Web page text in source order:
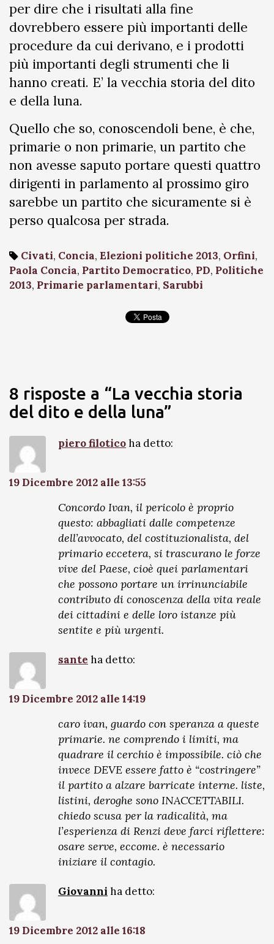
per dire che i risultati alla fine
dovrebbero essere più importanti delle
procedure da cui derivano, e i prodotti
più importanti degli strumenti che li
hanno creati. E’ la vecchia storia del dito
e della luna.
Quello che so, conoscendoli bene, è che,
primarie o non primarie, un partito che
non avesse saputo portare questi quattro
dirigenti in parlamento al prossimo giro
sarebbe un partito che sicuramente si è
perso qualcosa per strada.
Civati, Concia, Elezioni politiche 2013, Orfini,
Paola Concia, Partito Democratico, PD, Politiche
2013, Primarie parlamentari, Sarubbi
8 risposte a “La vecchia storia
del dito e della luna”
piero filoticoha detto:
19 Dicembre 2012 alle 13:55
Concordo Ivan, il pericolo è proprio
questo: abbagliati dalle competenze
dell’avvocato, del costituzionalista, del
primario eccetera, si trascurano le forze
vive del Paese, cioè quei parlamentari
che possono portare un irrinunciabile
contributo di conoscenza della vita reale
dei cittadini e delle loro istanze più
sentite e più urgenti.
sante ha detto:
19 Dicembre 2012 alle 14:19
caro ivan, guardo con speranza a queste
primarie. ne comprendo i limiti, ma
quadrare il cerchio è impossibile. ciò che
invece DEVE essere fatto è “costringere”
il partito a alzare barricate interne. liste,
listini, deroghe sono INACCETTABILI.
chiedo scusa per la radicalità, ma
l’esperienza di Renzi deve farci riflettere:
osare serve, eccome. è necessario
iniziare il contagio.
Giovanni ha detto:
19 Dicembre 2012 alle 16:18